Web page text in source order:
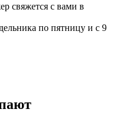
свяжется с вами в
по пятницу и с 9